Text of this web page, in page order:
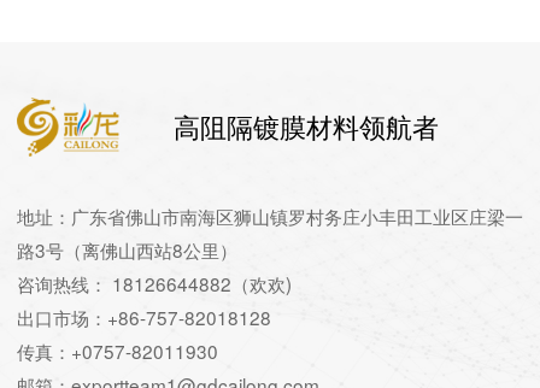
高阻隔镀膜材料领航者
地址：广东省佛山市南海区狮山镇罗村务庄小丰田工业区庄梁一
路3号（离佛山西站8公里）
咨询热线： 18126644882（欢欢)
出口市场：+86-757-82018128
传真：+0757-82011930